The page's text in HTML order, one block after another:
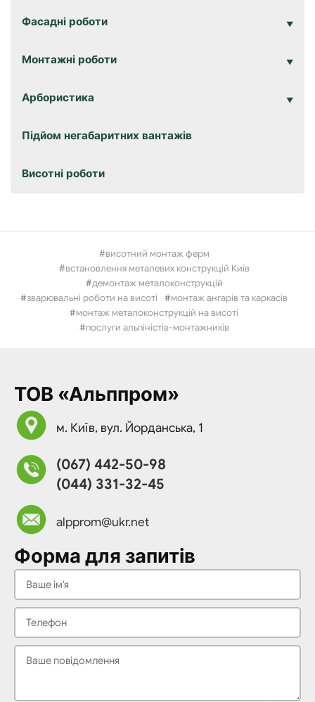
Фасадні роботи
Монтажні роботи
Арбористика
Підйом негабаритних вантажів
Висотні роботи
висотний монтаж ферм
встановлення металевих конструкцій Київ
демонтаж металоконструкцій
зварювальні роботи на висоті
монтаж ангарів та каркасів
монтаж металоконструкцій на висоті
послуги альпіністів-монтажників
ТОВ «Альппром»
м. Київ, вул. Йорданська, 1
(067) 442-50-98
(044) 331-32-45
alpprom@ukr.net
Форма для запитів